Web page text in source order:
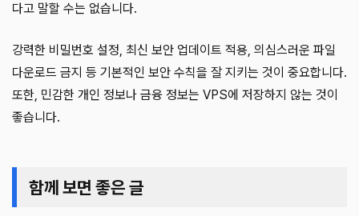
다고 말할 수는 없습니다.
강력한 비밀번호 설정, 최신 보안 업데이트 적용, 의심스러운 파일
다운로드 금지 등 기본적인 보안 수칙을 잘 지키는 것이 중요합니다.
또한, 민감한 개인 정보나 금융 정보는 VPS에 저장하지 않는 것이
좋습니다.
함께 보면 좋은 글